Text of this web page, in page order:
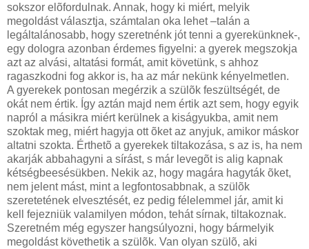
sokszor elõfordulnak. Annak, hogy ki miért, melyik
megoldást választja, számtalan oka lehet –talán a
legáltalánosabb, hogy szeretnénk jót tenni a gyerekünknek-,
egy dologra azonban érdemes figyelni: a gyerek megszokja
azt az alvási, altatási formát, amit követünk, s ahhoz
ragaszkodni fog akkor is, ha az már nekünk kényelmetlen.
A gyerekek pontosan megérzik a szülõk feszültségét, de
okát nem értik. Így aztán majd nem értik azt sem, hogy egyik
napról a másikra miért kerülnek a kiságyukba, amit nem
szoktak meg, miért hagyja ott õket az anyjuk, amikor máskor
altatni szokta. Érthetõ a gyerekek tiltakozása, s az is, ha nem
akarják abbahagyni a sírást, s már levegõt is alig kapnak
kétségbeesésükben. Nekik az, hogy magára hagyták õket,
nem jelent mást, mint a legfontosabbnak, a szülõk
szeretetének elvesztését, ez pedig félelemmel jár, amit ki
kell fejezniük valamilyen módon, tehát sírnak, tiltakoznak.
Szeretném még egyszer hangsúlyozni, hogy bármelyik
megoldást követhetik a szülõk. Van olyan szülõ, aki